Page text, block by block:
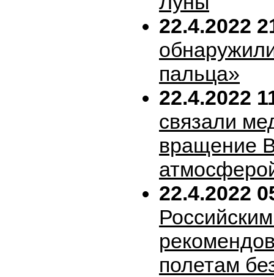
22.4.2022
пальца»
22.4.2022
связали
вращение
22.4.2022
полетам